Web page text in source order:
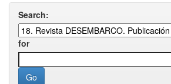
Search:
for